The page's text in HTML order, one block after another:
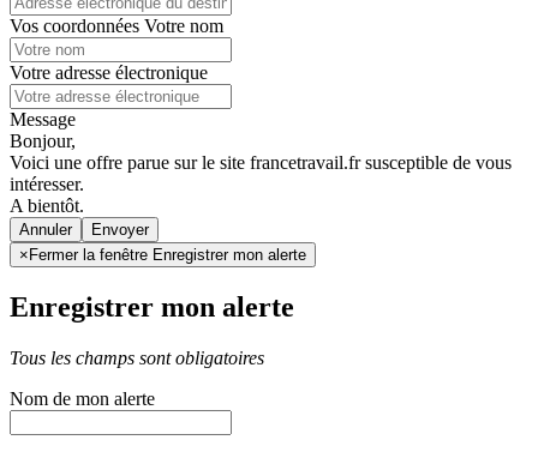
Vos coordonnées Votre nom
Votre adresse électronique
Message
Bonjour,
Voici une offre parue sur le site francetravail.fr susceptible de vous
intéresser.
A bientôt.
Annuler
× Fermer la fenêtre Enregistrer mon alerte
Enregistrer mon alerte
Tous les champs sont obligatoires
Nom de mon alerte